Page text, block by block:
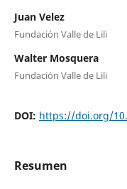
Juan Velez
Fundación Valle de Lili
Walter Mosquera
Fundación Valle de Lili
DOI: https://doi.org/
Resumen